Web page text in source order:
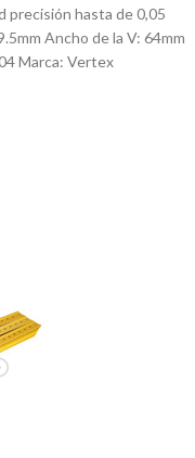
precisión hasta de 0,05
Ancho de la V: 64mm
Marca: Vertex